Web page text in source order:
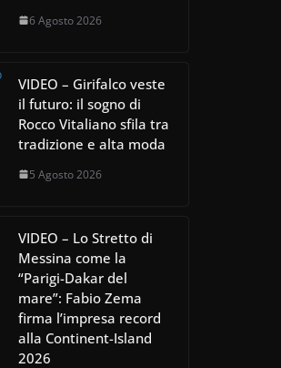
6 Agosto 2026
VIDEO – Girifalco veste
il futuro: il sogno di
Rocco Vitaliano sfila tra
tradizione e alta moda
5 Agosto 2026
VIDEO – Lo Stretto di
Messina come la
“Parigi-Dakar del
mare”: Fabio Zema
firma l’impresa record
alla Continent-Island
2026